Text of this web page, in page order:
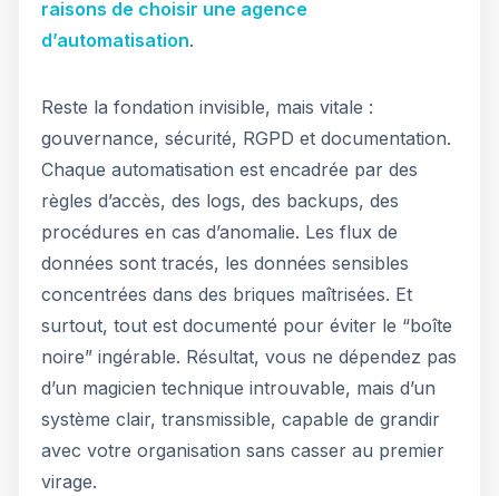
raisons de choisir une agence
d’automatisation.
Reste la fondation invisible, mais vitale :
gouvernance, sécurité, RGPD et documentation.
Chaque automatisation est encadrée par des
règles d’accès, des logs, des backups, des
procédures en cas d’anomalie. Les flux de
données sont tracés, les données sensibles
concentrées dans des briques maîtrisées. Et
surtout, tout est documenté pour éviter le “boîte
noire” ingérable. Résultat, vous ne dépendez pas
d’un magicien technique introuvable, mais d’un
système clair, transmissible, capable de grandir
avec votre organisation sans casser au premier
virage.